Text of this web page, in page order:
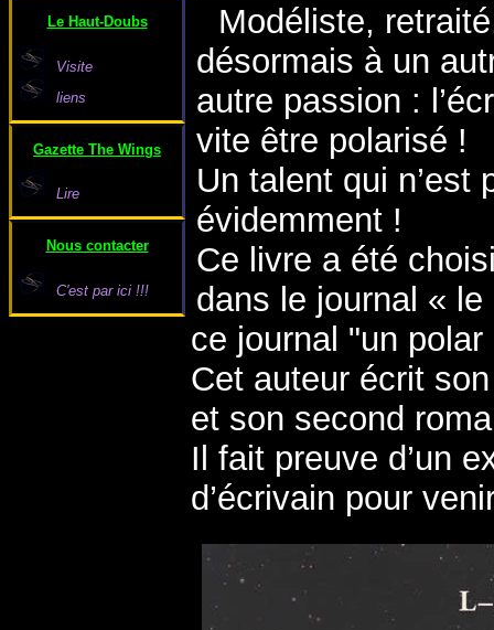
Le Haut-Doubs
Visite
liens
Gazette The Wings
Lire
Nous contacter
C'est par ici !!!
Modéliste,
désormais à un
autre passion :
vite être polarisé !
Un talent qui n’est
évidemment !
Ce livre a été
dans le journal «
ce journal "un
Cet auteur écrit
et son second
Il fait preuve d’un
d’écrivain pour